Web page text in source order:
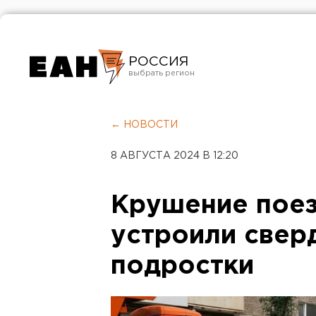
РОССИЯ
Челябинск
← НОВОСТИ
8 АВГУСТА 2024 В 12:20
Крушение
устроили
подростки